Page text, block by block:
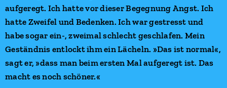
aufgeregt. Ich hatte vor dieser Begegnung Angst. Ich
hatte Zweifel und Bedenken. Ich war gestresst und
habe sogar ein-, zweimal schlecht geschlafen. Mein
Geständnis entlockt ihm ein Lächeln. »Das ist normal«,
sagt er, »dass man beim ersten Mal aufgeregt ist. Das
macht es noch schöner.«